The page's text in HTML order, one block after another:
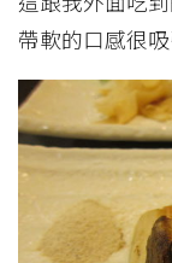
帶軟的口感很